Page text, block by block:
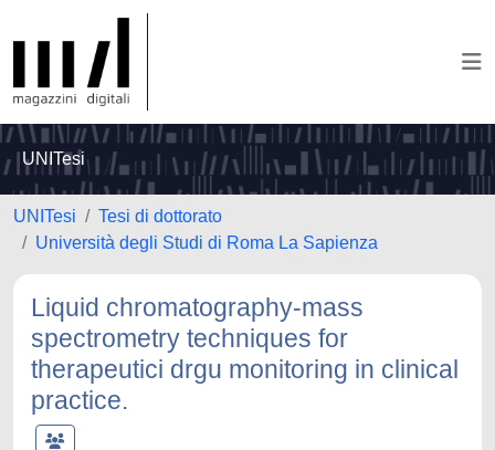
UNITesi
UNITesi
Tesi di dottorato
Università degli Studi di Roma La Sapienza
Liquid chromatography-mass
spectrometry techniques for
therapeutici drgu monitoring in clinical
practice.